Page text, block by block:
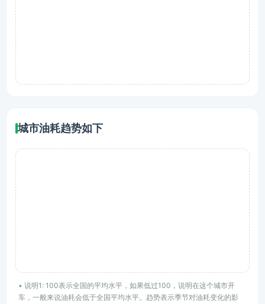
城市油耗趋势如下
• 说明1: 100表示全国的平均水平，如果低过100，说明在这个城市开
车，一般来说油耗会低于全国平均水平。趋势表示季节对油耗变化的影